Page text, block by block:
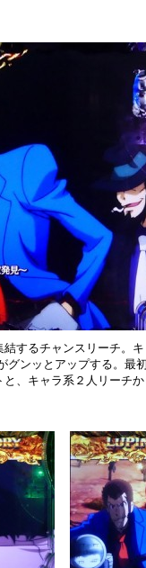
するチャンスリーチ。
グンッとアップする。最
、キャラ系２人リーチ